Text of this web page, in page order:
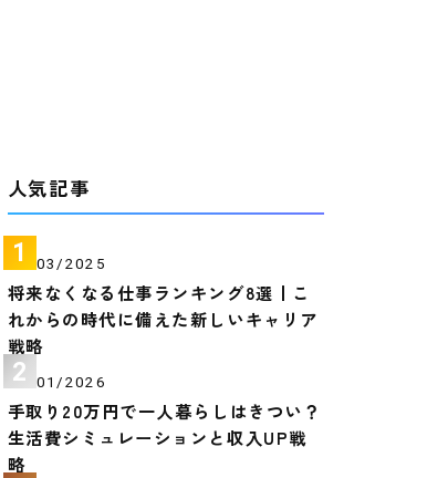
人気記事
25/03/2025
将来なくなる仕事ランキング8選丨こ
れからの時代に備えた新しいキャリア
戦略
26/01/2026
手取り20万円で一人暮らしはきつい？
生活費シミュレーションと収入UP戦
略